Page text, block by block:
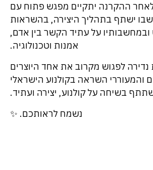
ההקרנה יתקיים מפגש פתוח עם
שבו ישתף בתהליך היצירה, בהשראות
על עתיד הקשר בין אדם,
אמנות וטכנולוגיה.
נדירה לפגוש מקרוב את אחד היוצרים
והמעוררי השראה בקולנוע הישראלי
בשיחה על קולנוע, יצירה ועתיד.
נשמח לראותכם. ✨